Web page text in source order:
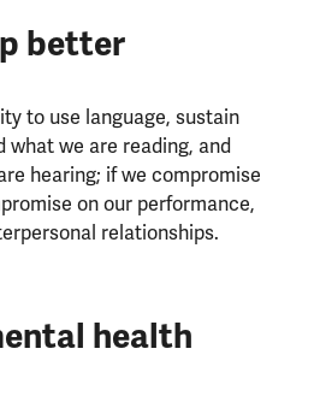
better
to use language, sustain
we are reading, and
hearing; if we compromise
on our performance,
relationships.
health